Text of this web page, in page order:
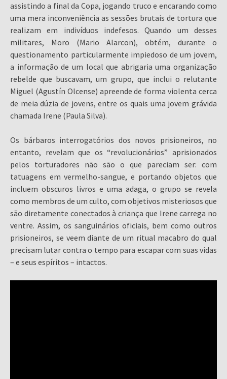
assistindo a final da Copa, jogando truco e encarando como
uma mera inconveniência as sessões brutais de tortura que
realizam em indivíduos indefesos. Quando um desses
militares, Moro (Mario Alarcon), obtém, durante o
questionamento particularmente impiedoso de um jovem,
a informação de um local que abrigaria uma organização
rebelde que buscavam, um grupo, que inclui o relutante
Miguel (Agustín Olcense) apreende de forma violenta cerca
de meia dúzia de jovens, entre os quais uma jovem grávida
chamada Irene (Paula Silva).
Os bárbaros interrogatórios dos novos prisioneiros, no
entanto, revelam que os “revolucionários” aprisionados
pelos torturadores não são o que pareciam ser: com
tatuagens em vermelho-sangue, e portando objetos que
incluem obscuros livros e uma adaga, o grupo se revela
como membros de um culto, com objetivos misteriosos que
são diretamente conectados à criança que Irene carrega no
ventre. Assim, os sanguinários oficiais, bem como outros
prisioneiros, se veem diante de um ritual macabro do qual
precisam lutar contra o tempo para escapar com suas vidas
– e seus espíritos – intactos.